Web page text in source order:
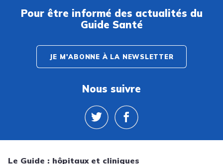
Pour être informé des actualités du
Guide Santé
JE M'ABONNE À LA NEWSLETTER
Nous suivre
Le Guide : hôpitaux et cliniques